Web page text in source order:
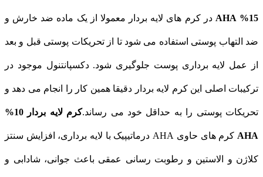
15% AHA در کرم‌ های لایه بردار معمولا از یک ماده ضد خارش و
ضد التهاب پوستی استفاده می‌ شود تا از تحریکات پوستی قبل و بعد
از عمل لایه برداری پوست جلوگیری شود. دکسپانتنول موجود در
ترکیبات اصلی این کرم لایه بردار دقیقا همین کار را انجام می‌ دهد و
تحریکات پوستی را به حداقل خود می‌ رساند. کرم لایه بردار 10%
AHA کرم های حاوی AHA درماتیپیک با لایه برداری، افزایش سنتز
کلاژن و الاستین و رطوبت رسانی عمقی باعث جوانی، شادابی و